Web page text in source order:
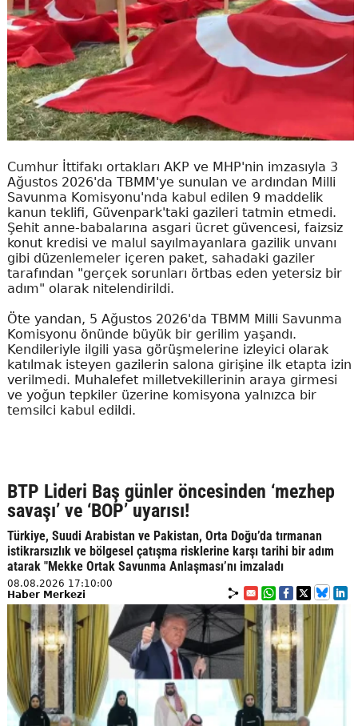
Cumhur İttifakı ortakları AKP ve MHP'nin imzasıyla 3
Ağustos 2026'da TBMM'ye sunulan ve ardından Milli
Savunma Komisyonu'nda kabul edilen 9 maddelik
kanun teklifi, Güvenpark'taki gazileri tatmin etmedi.
Şehit anne-babalarına asgari ücret güvencesi, faizsiz
konut kredisi ve malul sayılmayanlara gazilik unvanı
gibi düzenlemeler içeren paket, sahadaki gaziler
tarafından "gerçek sorunları örtbas eden yetersiz bir
adım" olarak nitelendirildi.
Öte yandan, 5 Ağustos 2026'da TBMM Milli Savunma
Komisyonu önünde büyük bir gerilim yaşandı.
Kendileriyle ilgili yasa görüşmelerine izleyici olarak
katılmak isteyen gazilerin salona girişine ilk etapta izin
verilmedi. Muhalefet milletvekillerinin araya girmesi
ve yoğun tepkiler üzerine komisyona yalnızca bir
temsilci kabul edildi.
BTP Lideri Baş günler öncesinden ‘mezhep
savaşı’ ve ‘BOP’ uyarısı!
Türkiye, Suudi Arabistan ve Pakistan, Orta Doğu’da tırmanan
istikrarsızlık ve bölgesel çatışma risklerine karşı tarihi bir adım
atarak "Mekke Ortak Savunma Anlaşması’nı imzaladı
08.08.2026 17:10:00
Haber Merkezi